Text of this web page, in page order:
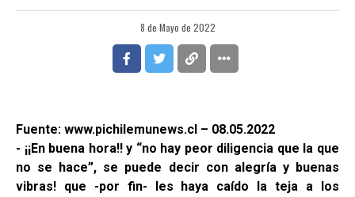
8 de Mayo de 2022
Fuente: www.pichilemunews.cl – 08.05.2022
- ¡¡En buena hora!! y “no hay peor diligencia que la que
no se hace”, se puede decir con alegría y buenas
vibras! que -por fin- les haya caído la teja a los